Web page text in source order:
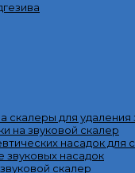
скалеры для удаления
на звуковой скалер
насадок для
насадок
скалер